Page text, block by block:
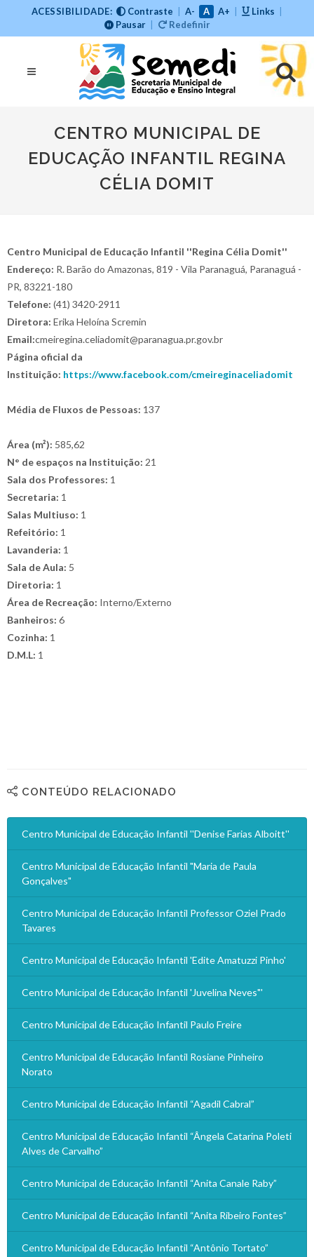
ACESSIBILIDADE: Contraste A- A A+ Links
Pausar
Redefinir
CENTRO MUNICIPAL DE
EDUCAÇÃO INFANTIL REGINA
CÉLIA DOMIT
Centro Municipal de Educação Infantil ''Regina Célia Domit''
Endereço: R. Barão do Amazonas, 819 - Vila Paranaguá, Paranaguá -
PR, 83221-180
Telefone: (41) 3420-2911
Diretora: Erika Heloína Scremin
Email:cmeiregina.celiadomit@paranagua.pr.gov.br
Página oficial da
Instituição: https://www.facebook.com/cmeireginaceliadomit
Média de Fluxos de Pessoas: 137
Área (m²): 585,62
N° de espaços na Instituição: 21
Sala dos Professores: 1
Secretaria: 1
Salas Multiuso: 1
Refeitório: 1
Lavanderia: 1
Sala de Aula: 5
Diretoria: 1
Área de Recreação: Interno/Externo
Banheiros: 6
Cozinha: 1
D.M.L: 1
CONTEÚDO RELACIONADO
Centro Municipal de Educação Infantil ''Denise Farias Alboitt''
Centro Municipal de Educação Infantil "Maria de Paula
Gonçalves"
Centro Municipal de Educação Infantil Professor Oziel Prado
Tavares
Centro Municipal de Educação Infantil 'Edite Amatuzzi Pinho'
Centro Municipal de Educação Infantil 'Juvelina Neves"'
Centro Municipal de Educação Infantil Paulo Freire
Centro Municipal de Educação Infantil Rosiane Pinheiro
Norato
Centro Municipal de Educação Infantil “Agadil Cabral”
Centro Municipal de Educação Infantil “Ângela Catarina Poleti
Alves de Carvalho”
Centro Municipal de Educação Infantil “Anita Canale Raby”
Centro Municipal de Educação Infantil “Anita Ribeiro Fontes”
Centro Municipal de Educação Infantil “Antônio Tortato”